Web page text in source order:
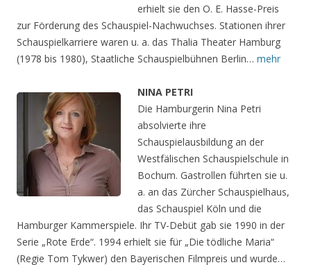
erhielt sie den O. E. Hasse-Preis
zur Förderung des Schauspiel-Nachwuchses. Stationen ihrer
Schauspielkarriere waren u. a. das Thalia Theater Hamburg
(1978 bis 1980), Staatliche Schauspielbühnen Berlin… mehr
NINA PETRI
Die Hamburgerin Nina Petri
absolvierte ihre
Schauspielausbildung an der
Westfälischen Schauspielschule in
Bochum. Gastrollen führten sie u.
a. an das Zürcher Schauspielhaus,
das Schauspiel Köln und die
Hamburger Kammerspiele. Ihr TV-Debüt gab sie 1990 in der
Serie „Rote Erde“. 1994 erhielt sie für „Die tödliche Maria“
(Regie Tom Tykwer) den Bayerischen Filmpreis und wurde…